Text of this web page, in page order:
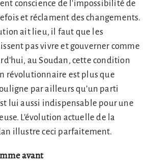
conscience de l’impossibilité de
et réclament des changements.
ait lieu, il faut que les
pas vivre et gouverner comme
au Soudan, cette condition
révolutionnaire est plus que
par ailleurs qu’un parti
lui aussi indispensable pour une
L’évolution actuelle de la
illustre ceci parfaitement.
avant